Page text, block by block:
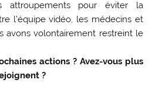
attroupements pour éviter la
l’équipe vidéo, les médecins et
avons volontairement restreint le
actions ? Avez-vous plus
?